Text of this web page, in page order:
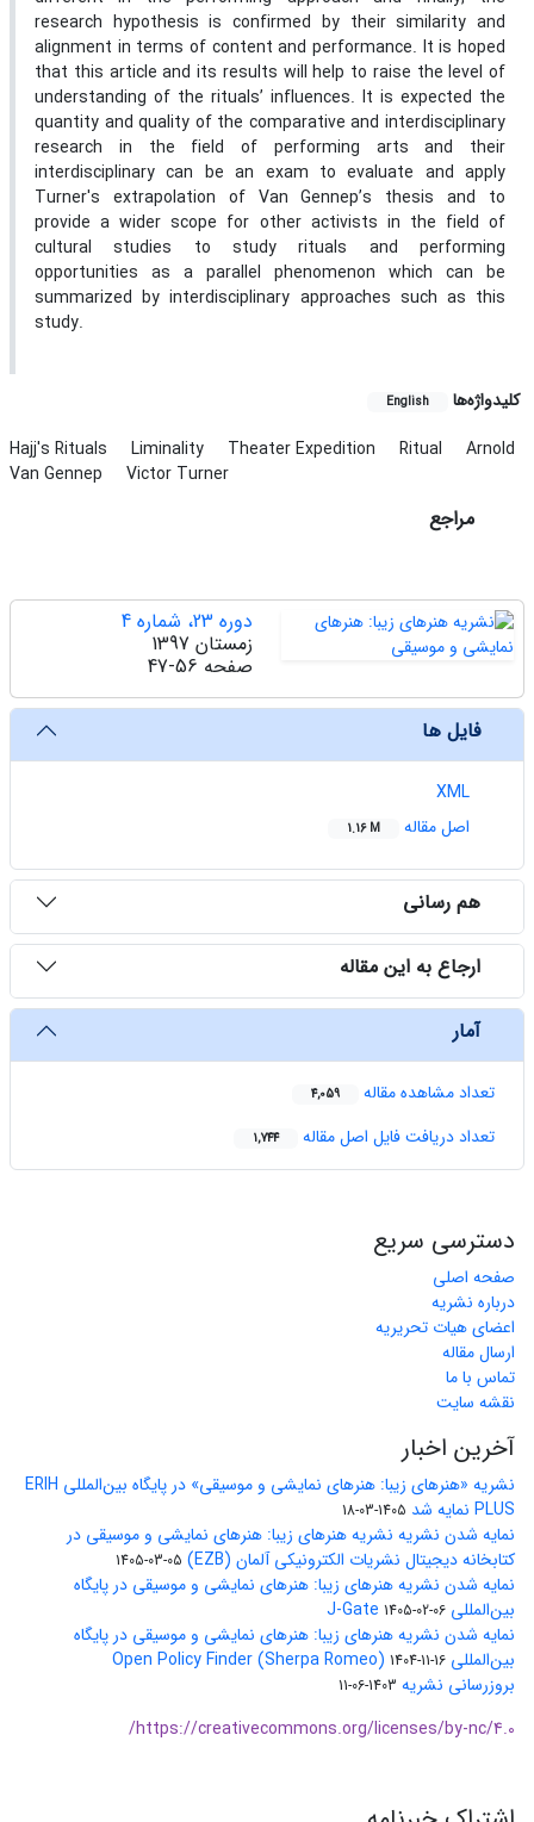
research hypothesis is confirmed by their similarity and
alignment in terms of content and performance. It is hoped
that this article and its results will help to raise the level of
understanding of the rituals’ influences. It is expected the
quantity and quality of the comparative and interdisciplinary
research in the field of performing arts and their
interdisciplinary can be an exam to evaluate and apply
Turner's extrapolation of Van Gennep’s thesis and to
provide a wider scope for other activists in the field of
cultural studies to study rituals and performing
opportunities as a parallel phenomenon which can be
summarized by interdisciplinary approaches such as this
study.
کلیدواژه‌ها English
Hajj's Rituals Liminality Theater Expedition Ritual
Arnold
Van Gennep
Victor Turner
مراجع
دوره 23، شماره 4
زمستان 1397
صفحه 47-56
فایل ها
XML
اصل مقاله
1.16 M
هم رسانی
ارجاع به این مقاله
آمار
تعداد مشاهده مقاله 4,059
تعداد دریافت فایل اصل مقاله 1,744
دسترسی سریع
صفحه اصلی
درباره نشریه
اعضای هیات تحریریه
ارسال مقاله
تماس با ما
نقشه سایت
آخرین اخبار
نشریه «هنرهای زیبا: هنرهای نمایشی و موسیقی» در پایگاه بین‌المللی ERIH
PLUS نمایه شد
1405-03-18
نمایه شدن نشریه نشریه هنرهای زیبا: هنرهای نمایشی و موسیقی در
کتابخانه دیجیتال نشریات الکترونیکی آلمان (EZB)
1405-03-05
نمایه شدن نشریه هنرهای زیبا: هنرهای نمایشی و موسیقی در پایگاه
بین‌المللی J-Gate 1405-02-06
نمایه شدن نشریه هنرهای زیبا: هنرهای نمایشی و موسیقی در پایگاه
بین‌المللی Open Policy Finder (Sherpa Romeo) 1404-11-16
بروزرسانی نشریه 1403-06-11
https://creativecommons.org/licenses/by-nc/4.0/